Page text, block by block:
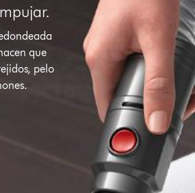
que
pelo